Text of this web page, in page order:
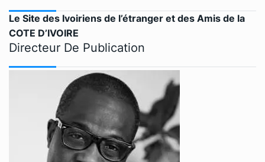
Le Site des Ivoiriens de l’étranger et des Amis de la
COTE D’IVOIRE
Directeur De Publication